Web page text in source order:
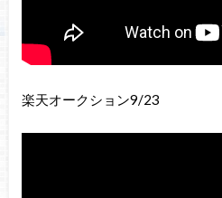
楽天オークション9/23